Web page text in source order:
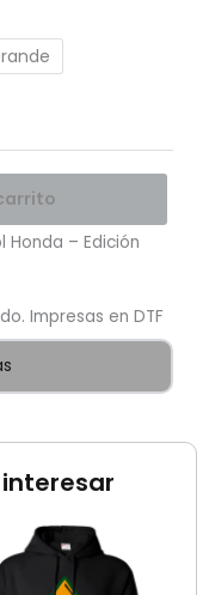
Honda – Edición
Impresas en DTF